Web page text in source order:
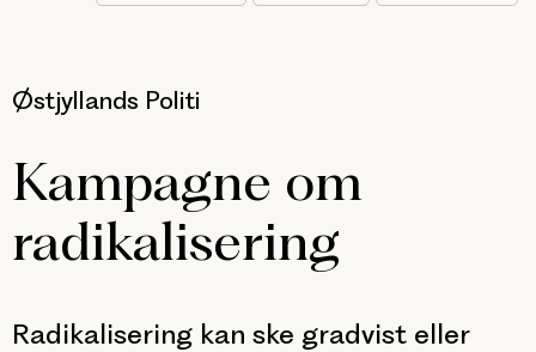
Østjyllands Politi
Kampagne om
radikalisering
Radikalisering kan ske gradvist eller